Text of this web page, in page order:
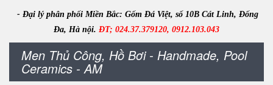
- Đại lý phân phối Miền Bắc: Gốm Đá Việt, số 10B Cát Linh, Đống
Đa, Hà nội. ĐT; 024.37.379120, 0912.103.043
Men Thủ Công, Hồ Bơi - Handmade, Pool
Ceramics - AM